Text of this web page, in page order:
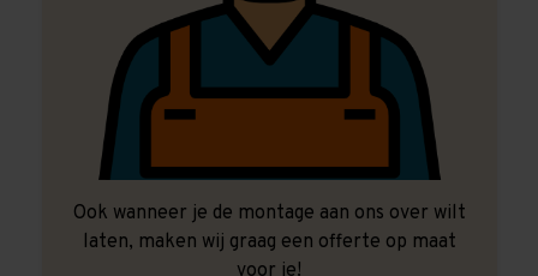
Ook wanneer je de montage aan ons over wilt
laten, maken wij graag een offerte op maat
voor je!